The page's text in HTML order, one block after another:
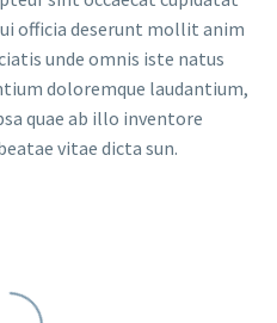
officia deserunt mollit anim
unde omnis iste natus
doloremque laudantium,
quae ab illo inventore
vitae dicta sun.